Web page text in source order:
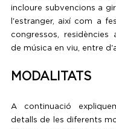
incloure subvencions a
l'estranger, així com a
congressos, residències
de música en viu, entre
MODALITATS
A continuació
detalls de les diferents